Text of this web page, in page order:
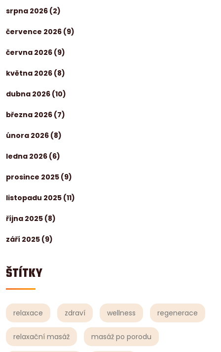
srpna 2026 (2)
července 2026 (9)
června 2026 (9)
května 2026 (8)
dubna 2026 (10)
března 2026 (7)
února 2026 (8)
ledna 2026 (6)
prosince 2025 (9)
listopadu 2025 (11)
října 2025 (8)
září 2025 (9)
ŠTÍTKY
relaxace zdraví wellness regenerace
relaxační masáž masáž po porodu